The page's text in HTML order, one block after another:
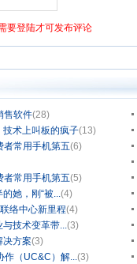
软件(28)
术上叫板的疯子(13)
者常用手机第五(6)
者常用手机第五(5)
她，刚“被...(4)
络中心新里程(4)
技术变革带...(3)
决方案(3)
作（UC&C）解...(3)